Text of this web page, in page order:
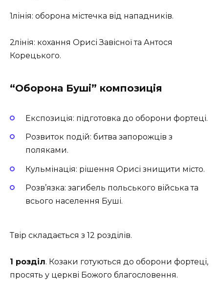
1лінія: оборона містечка від нападників.
2лінія: кохання Орисі Завісної та Антося
Корецького.
“Оборона Буші” композиція
Експозиція: підготовка до оборони фортеці.
Розвиток подій: битва запорожців з
поляками.
Кульмінація: рішення Орисі знищити місто.
Розв’язка: загибель польського війська та
всього населення Буші.
Твір складається з 12 розділів.
1 розділ. Козаки готуються до оборони фортеці,
просять у церкві Божого благословення.